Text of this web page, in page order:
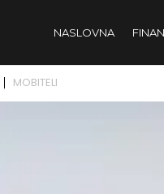
NASLOVNA